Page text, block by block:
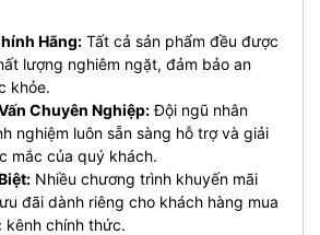
Hãng: Tất cả sản phẩm đều được
lượng nghiêm ngặt, đảm bảo an
khỏe.
Chuyên Nghiệp:Đội ngũ nhân
nghiệm luôn sẵn sàng hỗ trợ và giải
mắc của quý khách.
Nhiều chương trình khuyến mãi
đãi dành riêng cho khách hàng mua
kênh chính thức.